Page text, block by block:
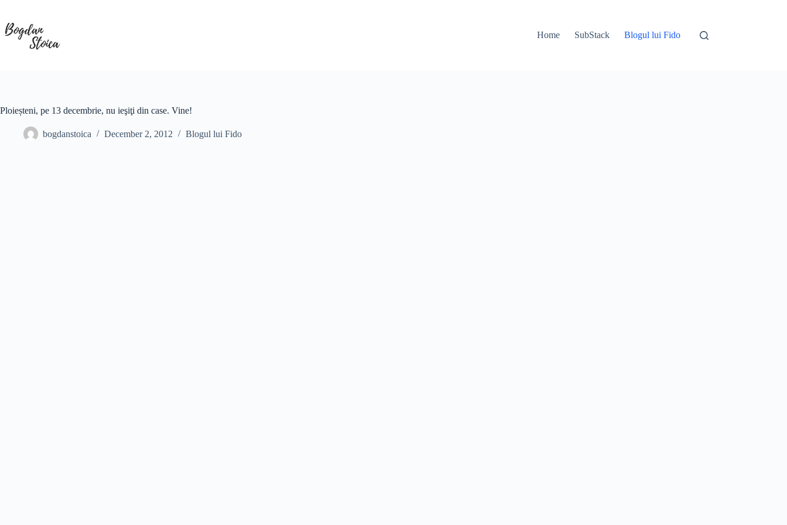
content
Home
SubStack Blogul lui Fido
Ploieșteni, pe 13 decembrie, nu ieşiţi din case. Vine!
bogdanstoica December 2, 2012 Blogul lui Fido